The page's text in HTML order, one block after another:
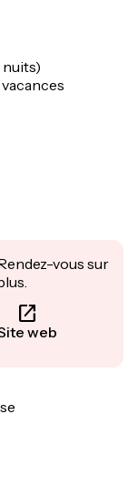
nuits)
vous sur
web